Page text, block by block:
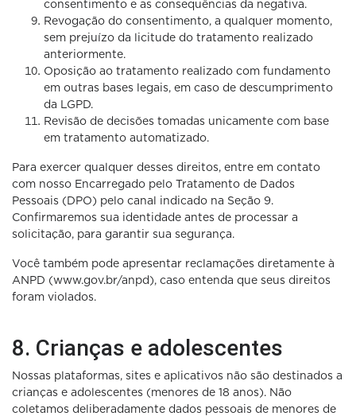
consentimento e as consequências da negativa.
Revogação do consentimento, a qualquer momento,
sem prejuízo da licitude do tratamento realizado
anteriormente.
Oposição ao tratamento realizado com fundamento
em outras bases legais, em caso de descumprimento
da LGPD.
Revisão de decisões tomadas unicamente com base
em tratamento automatizado.
Para exercer qualquer desses direitos, entre em contato
com nosso Encarregado pelo Tratamento de Dados
Pessoais (DPO) pelo canal indicado na Seção 9.
Confirmaremos sua identidade antes de processar a
solicitação, para garantir sua segurança.
Você também pode apresentar reclamações diretamente à
ANPD (www.gov.br/anpd), caso entenda que seus direitos
foram violados.
8. Crianças e adolescentes
Nossas plataformas, sites e aplicativos não são destinados a
crianças e adolescentes (menores de 18 anos). Não
coletamos deliberadamente dados pessoais de menores de